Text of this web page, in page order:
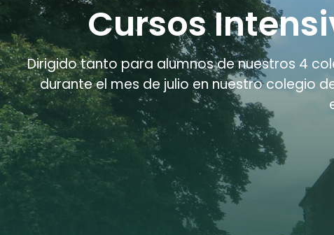
Cursos
Dirigido tanto para alumnos de nuestros 4
durante el mes de julio en nuestro colegio